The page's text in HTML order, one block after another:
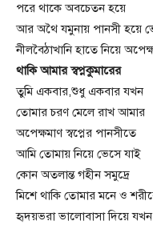
পরে থাকে অবচেতন হয়ে
আর অথৈ যমুনায় পানসী হয়ে
নীলবৈঠাখানি হাতে নিয়ে
থাকি আমার স্বপ্নকুমারের
তুমি একবার,শুধু একবার যখন
তোমার চরণ মেলে রাখ আমার
অপেক্ষমাণ স্বপ্নের পানসীতে
আমি তোমায় নিয়ে ভেসে যাই
কোন অতলান্ত গহীন সমুদ্রে
মিশে থাকি তোমার মনে ও
হৃদয়ভরা ভালোবাসা দিয়ে